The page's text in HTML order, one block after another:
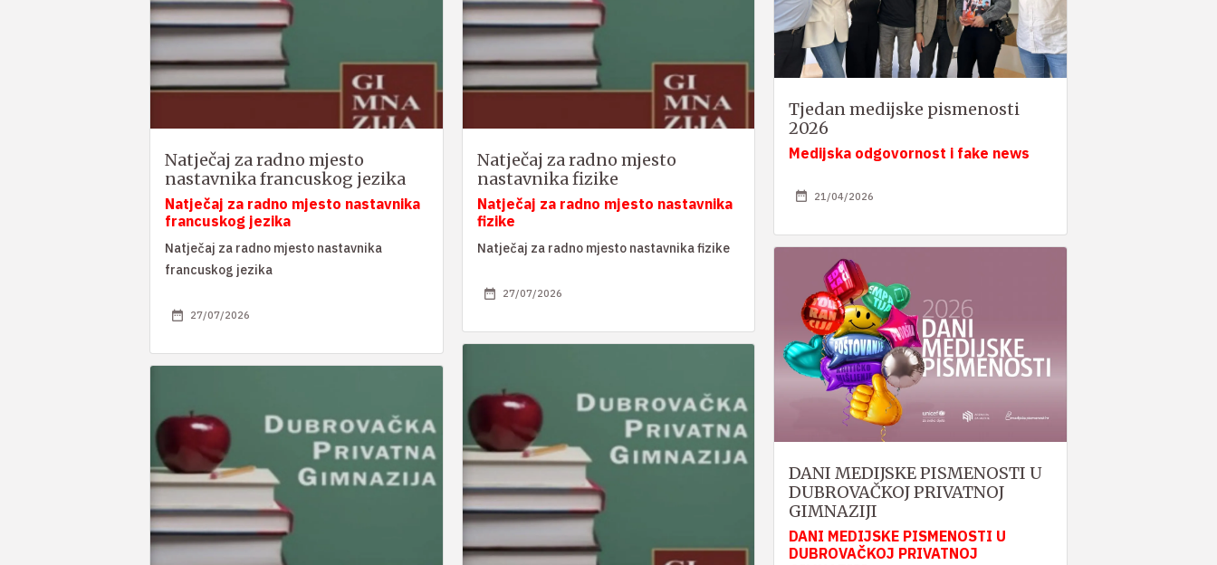
Natječaj za radno mjesto
nastavnika francuskog jezika
Natječaj za radno mjesto nastavnika
francuskog jezika
Natječaj za radno mjesto nastavnika
francuskog jezika
27/07/2026
Natječaj za radno mjesto
nastavnika fizike
Natječaj za radno mjesto nastavnika
fizike
Natječaj za radno mjesto nastavnika fizike
27/07/2026
Tjedan medijske pismenosti
2026
Medijska odgovornost i fake news
21/04/2026
DANI MEDIJSKE PISMENOSTI U
DUBROVAČKOJ PRIVATNOJ
GIMNAZIJI
DANI MEDIJSKE PISMENOSTI U
DUBROVAČKOJ PRIVATNOJ